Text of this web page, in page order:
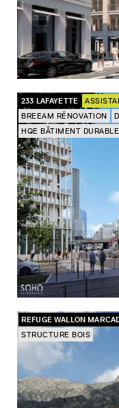
233 LAFAYETTE
BREEAM RÉNOVATION
HQE BÂTIMENT DURABLE
REFUGE WALLON
STRUCTURE BOIS